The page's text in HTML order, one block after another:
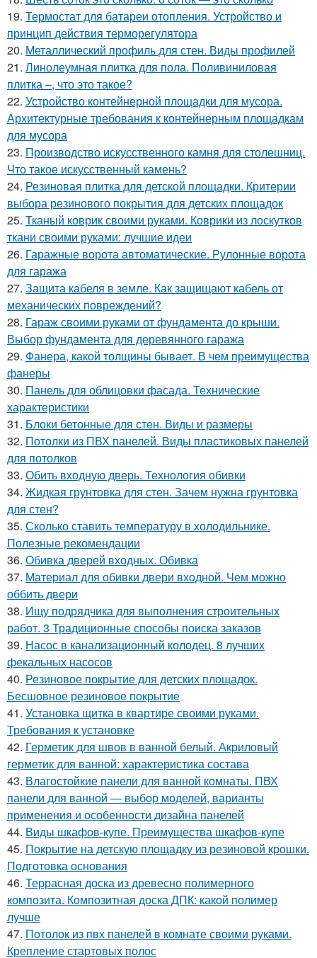
19. Термостат для батареи отопления. Устройство и
принцип действия терморегулятора
20. Металлический профиль для стен. Виды профилей
21. Линолеумная плитка для пола. Поливиниловая
плитка –, что это такое?
22. Устройство контейнерной площадки для мусора.
Архитектурные требования к контейнерным площадкам
для мусора
23. Производство искусственного камня для столешниц.
Что такое искусственный камень?
24. Резиновая плитка для детской площадки. Критерии
выбора резинового покрытия для детских площадок
25. Тканый коврик своими руками. Коврики из лоскутков
ткани своими руками: лучшие идеи
26. Гаражные ворота автоматические. Рулонные ворота
для гаража
27. Защита кабеля в земле. Как защищают кабель от
механических повреждений?
28. Гараж своими руками от фундамента до крыши.
Выбор фундамента для деревянного гаража
29. Фанера, какой толщины бывает. В чем преимущества
фанеры
30. Панель для облицовки фасада. Технические
характеристики
31. Блоки бетонные для стен. Виды и размеры
32. Потолки из ПВХ панелей. Виды пластиковых панелей
для потолков
33. Обить входную дверь. Технология обивки
34. Жидкая грунтовка для стен. Зачем нужна грунтовка
для стен?
35. Сколько ставить температуру в холодильнике.
Полезные рекомендации
36. Обивка дверей входных. Обивка
37. Материал для обивки двери входной. Чем можно
оббить двери
38. Ищу подрядчика для выполнения строительных
работ. 3 Традиционные способы поиска заказов
39. Насос в канализационный колодец. 8 лучших
фекальных насосов
40. Резиновое покрытие для детских площадок.
Бесшовное резиновое покрытие
41. Установка щитка в квартире своими руками.
Требования к установке
42. Герметик для швов в ванной белый. Акриловый
герметик для ванной: характеристика состава
43. Влагостойкие панели для ванной комнаты. ПВХ
панели для ванной — выбор моделей, варианты
применения и особенности дизайна панелей
44. Виды шкафов-купе. Преимущества шкафов-купе
45. Покрытие на детскую площадку из резиновой крошки.
Подготовка основания
46. Террасная доска из древесно полимерного
композита. Композитная доска ДПК: какой полимер
лучше
47. Потолок из пвх панелей в комнате своими руками.
Крепление стартовых полос